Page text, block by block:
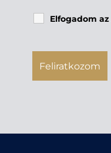
Elfogadom az